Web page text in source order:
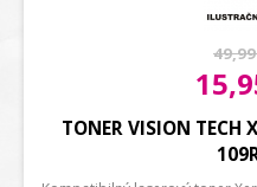
TONER VISION TECH